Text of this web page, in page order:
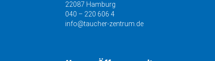
22087 Hamburg
040 – 220 606 4
info@taucher-zentrum.de